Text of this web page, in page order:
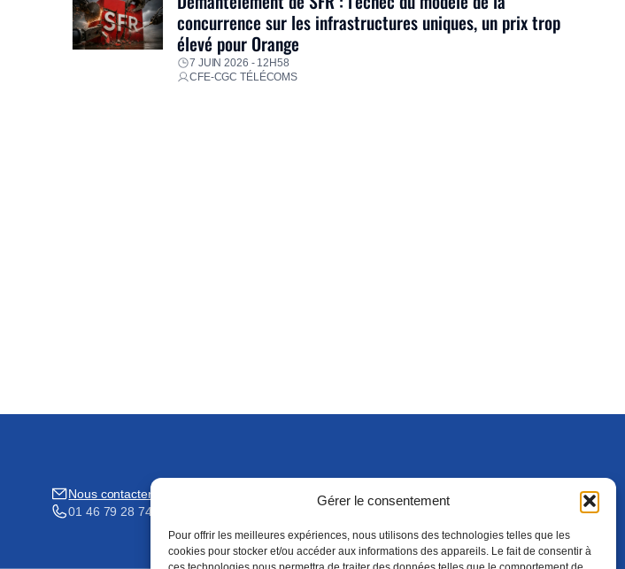
Gérer le consentement
Pour offrir les meilleures expériences, nous utilisons des technologies telles que les
cookies pour stocker et/ou accéder aux informations des appareils. Le fait de consentir à
concurrence sur les infrastructures uniques, un prix trop
élevé pour Orange
7 JUIN 2026 - 12H58
CFE-CGC TÉLÉCOMS
Nous contacter
01 46 79 28 74
S'ABONNER
(NOUVELLE FENÊTRE)
ADHÉRER